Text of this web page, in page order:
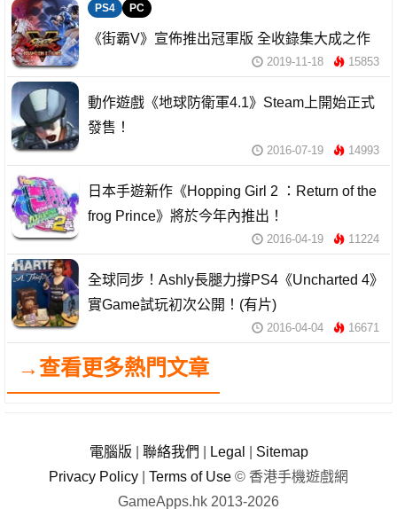
PS4 PC
《街霸V》宣佈推出冠軍版 全收錄集大成之作
2019-11-18 15853
動作遊戲《地球防衛軍4.1》Steam上開始正式
發售！
2016-07-19 14993
日本手遊新作《Hopping Girl 2 ：Return of the
frog Prince》將於今年內推出！
2016-04-19 11224
全球同步！Ashly長腿力撐PS4《Uncharted 4》
實Game試玩初次公開！(有片)
2016-04-04 16671
→查看更多熱門文章
電腦版 聯絡我們 Legal
Sitemap
Privacy Policy
Terms of Use © 香港手機遊戲網
GameApps.hk 2013-2026